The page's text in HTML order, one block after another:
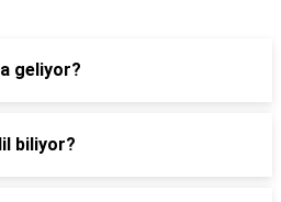
geliyor?
biliyor?